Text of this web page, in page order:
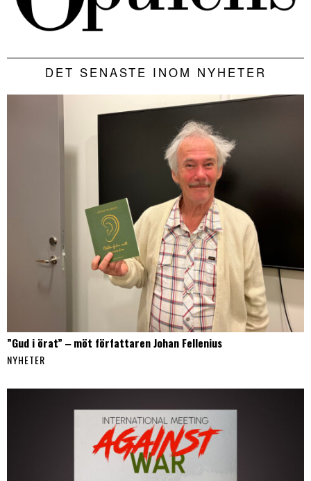
DET SENASTE INOM NYHETER
”Gud i örat” ‒ möt författaren Johan Fellenius
NYHETER